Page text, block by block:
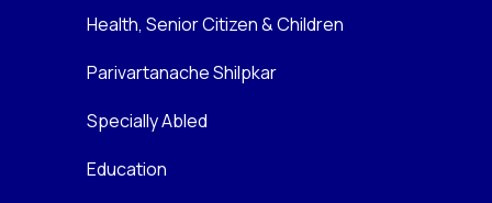
Health, Senior Citizen & Children
Parivartanache Shilpkar
Specially Abled
Education